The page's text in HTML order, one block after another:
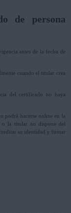
de persona
antes de la fecha de
cuando el titular crea
del certificado no haya
podrá hacerse online en la
la titular no dispone del
su identidad y firmar